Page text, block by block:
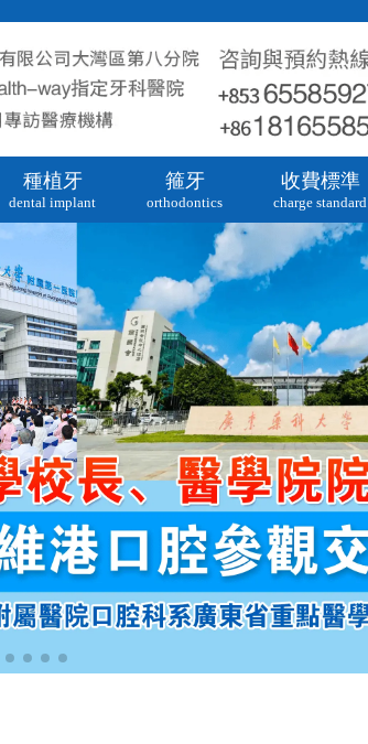
種植牙
dental implant
箍牙
orthodontics
收費標準
charge standard